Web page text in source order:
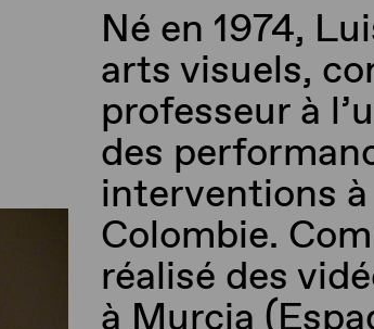
Né en 1974,
arts visuels,
professeur à
des
interventions
Colombie.
réalisé des
à Murcia